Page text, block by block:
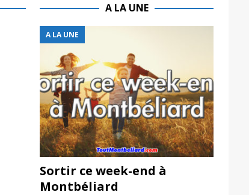
A LA UNE
A LA UNE
Sortir ce week-end à
Montbéliard